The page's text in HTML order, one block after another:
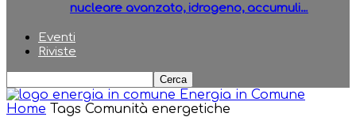
nucleare avanzato, idrogeno, accumuli…
Eventi
Riviste
Energia in Comune
Home Tags Comunità energetiche